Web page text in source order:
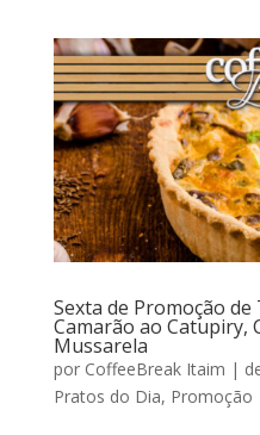
Sexta de Promoção
Camarão ao Catupiry,
Mussarela
por CoffeeBreak Itaim |
Pratos do Dia, Promoção